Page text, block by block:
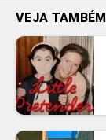
VEJA TAMBÉM